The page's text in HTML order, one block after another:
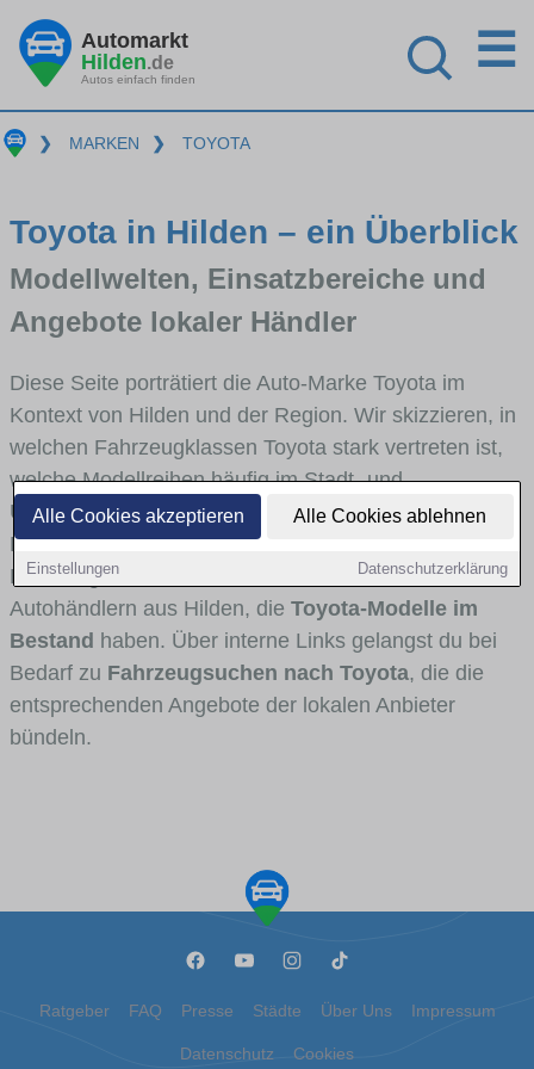
Alle Cookies akzeptieren Alle Cookies ablehnen
Einstellungen Datenschutzerklärung
Automarkt
Hilden.de
Autos einfach finden
☰
❯ MARKEN ❯ TOYOTA
Toyota in Hilden – ein Überblick
Modellwelten, Einsatzbereiche und
Angebote lokaler Händler
Diese Seite porträtiert die Auto-Marke Toyota im
Kontext von Hilden und der Region. Wir skizzieren, in
welchen Fahrzeugklassen Toyota stark vertreten ist,
welche Modellreihen häufig im Stadt- und
Umlandverkehr zu sehen sind und für welche
Fahrertypen die Marke interessant ist. Viele
Fahrzeuge stammen von Autohäusern und
Autohändlern aus Hilden, die Toyota-Modelle im
Bestand haben. Über interne Links gelangst du bei
Bedarf zu Fahrzeugsuchen nach Toyota, die die
entsprechenden Angebote der lokalen Anbieter
bündeln.
Ratgeber FAQ Presse Städte Über Uns Impressum
Datenschutz Cookies